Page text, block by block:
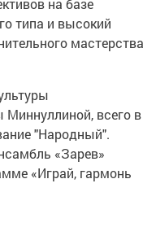
на базе
типа и высокий
мастерства
Миннуллиной, всего в
"Народный".
«Зарев»
«Играй, гармонь